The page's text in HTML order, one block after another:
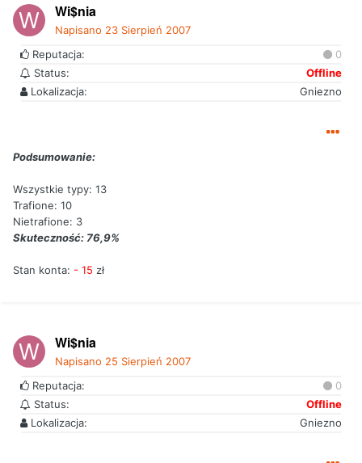
Wi$nia
Napisano 23 Sierpień 2007
Reputacja:
0
Status:
Offline
Lokalizacja:
Gniezno
Podsumowanie:
Wszystkie typy: 13
Trafione: 10
Nietrafione: 3
Skuteczność: 76,9%
Stan konta: - 15 zł
Wi$nia
Napisano 25 Sierpień 2007
Reputacja:
0
Status:
Offline
Lokalizacja:
Gniezno